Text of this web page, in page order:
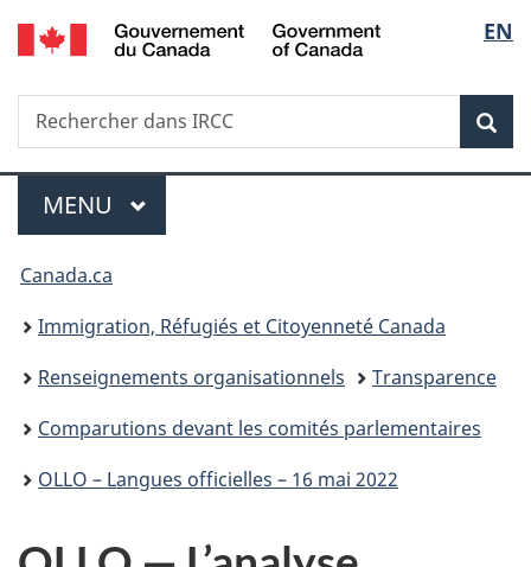
Passer
au
Passer
à
du
Passer
à
simplifiée
de
la
EN
Recherche
Rechercher
dans
Menu
MENU PRINCIPAL
Vous
êtes
ici :
Canada.ca
Immigration, Réfugiés et Citoyenneté Canada
Renseignements organisationnels
Transparence
Comparutions devant les comités parlementaires
OLLO – Langues officielles – 16 mai 2022